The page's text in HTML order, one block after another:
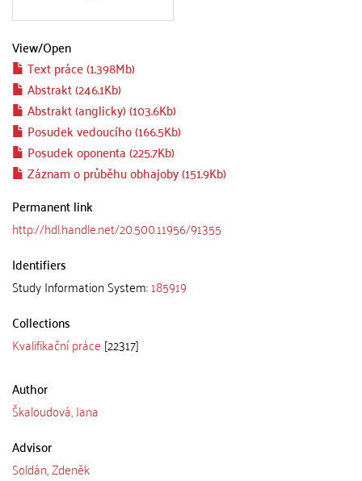
View/Open
Text práce (1.398Mb)
Abstrakt (246.1Kb)
Abstrakt (anglicky) (103.6Kb)
Posudek vedoucího (166.5Kb)
Posudek oponenta (225.7Kb)
Záznam o průběhu obhajoby (151.9Kb)
Permanent link
http://hdl.handle.net/20.500.11956/91355
Identifiers
Study Information System:185919
Collections
Kvalifikační práce [22317]
Author
Škaloudová, Jana
Advisor
Soldán, Zdeněk